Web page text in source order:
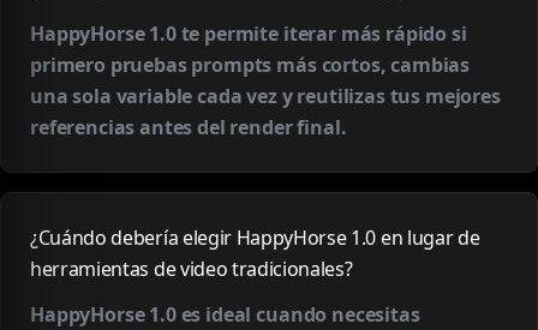
HappyHorse 1.0 te permite iterar más rápido si
primero pruebas prompts más cortos, cambias
una sola variable cada vez y reutilizas tus mejores
referencias antes del render final.
¿Cuándo debería elegir HappyHorse 1.0 en lugar de
herramientas de video tradicionales?
HappyHorse 1.0 es ideal cuando necesitas